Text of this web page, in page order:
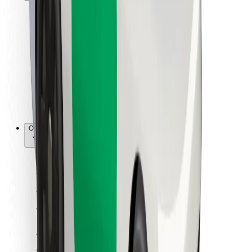
Para usuarios
Para conductores
Para repartidores
Bolt Food
Para restaurantes
Bolt para empresas
Otros
Proveedores
Seguridad
Consigue un viaje en minutos
Descargar la app de Bolt